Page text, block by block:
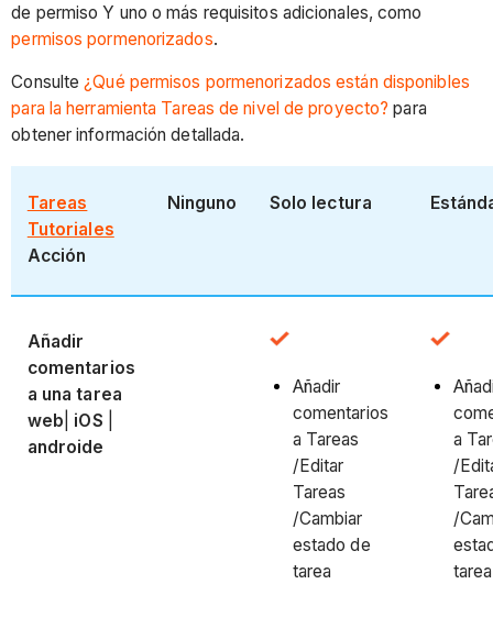
de permiso Y uno o más requisitos adicionales, como
permisos pormenorizados.
Consulte¿Qué permisos pormenorizados están disponibles
para la herramienta Tareas de nivel de proyecto? para
obtener información detallada.
Tareas
Tutoriales
Acción
Ninguno Solo lectura
Añadir
comentarios
a una tarea
web iOS
androide
Añadir
comentarios
a Tareas
/Editar
Tareas
/Cambiar
estado de
tarea
a
/
/
tarea